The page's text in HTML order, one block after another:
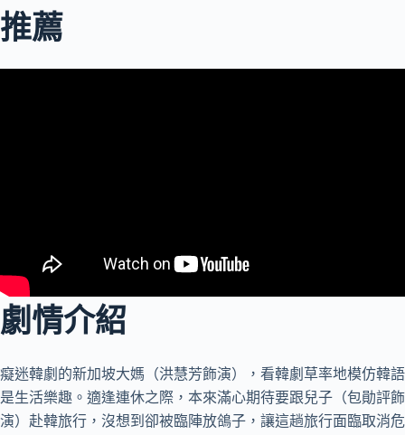
推薦
劇情介紹
癡迷韓劇的新加坡大媽（洪慧芳飾演），看韓劇草率地模仿韓語
是生活樂趣。適逢連休之際，本來滿心期待要跟兒子（包勛評飾
演）赴韓旅行，沒想到卻被臨陣放鴿子，讓這趟旅行面臨取消危